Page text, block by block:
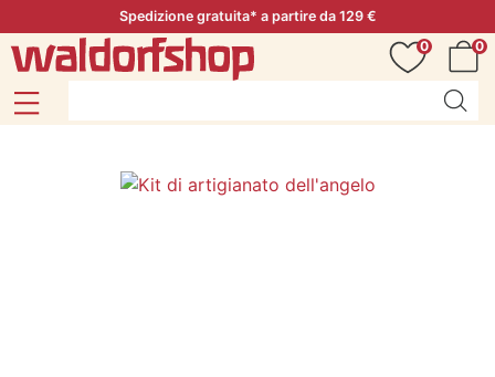
Spedizione gratuita* a partire da 129 €
0
0